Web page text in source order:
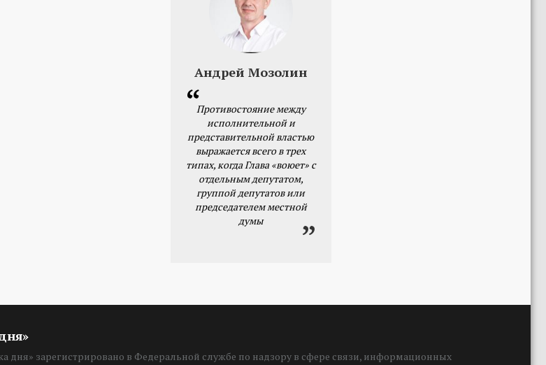
Андрей Мозолин
Противостояние между
исполнительной и
представительной властью
выражается всего в трех
типах, когда Глава «воюет» с
отдельным депутатом,
группой депутатов или
председателем местной
думы
дня» зарегистрировано в Федеральной службе по надзору в сфере связи, информационных